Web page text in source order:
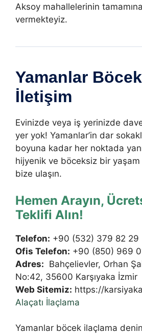
Aksoy mahallelerinin
vermekteyiz.
Yamanlar
İletişim
Evinizde veya iş yerinizde
yer yok! Yamanlar’in dar
boyuna kadar her noktada
hijyenik ve böceksiz bir yaşam
bize ulaşın.
Hemen Arayın,
Teklifi Alın!
Telefon: +90 (532) 379 82 29
Ofis Telefon: +90 (850) 969
Adres: Bahçelievler, Orhan
No:42, 35600 Karşıyaka İzmir
Web Sitemiz: https://
Alaçatı İlaçlama
Yamanlar böcek ilaçlama